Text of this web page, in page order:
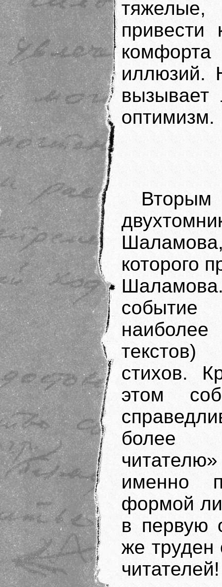
привести
иллюзий.
оптимизм.
которого
стихов.
этом
более
именно
формой
в первую
же труден
читателей!